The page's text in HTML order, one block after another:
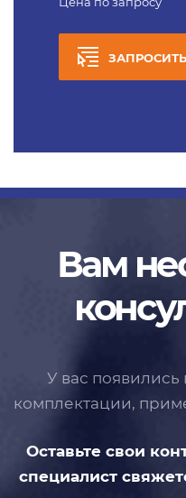
ЗАПРОСИТЬ
Вам
У вас появились
комплектации,
Оставьте свои
специалист